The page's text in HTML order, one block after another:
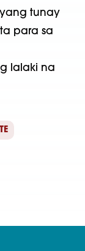
tunay
para sa
lalaki na